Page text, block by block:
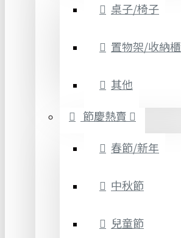
桌子/椅子
置物架/收納櫃
其他
節慶熱賣
春節/新年
中秋節
兒童節